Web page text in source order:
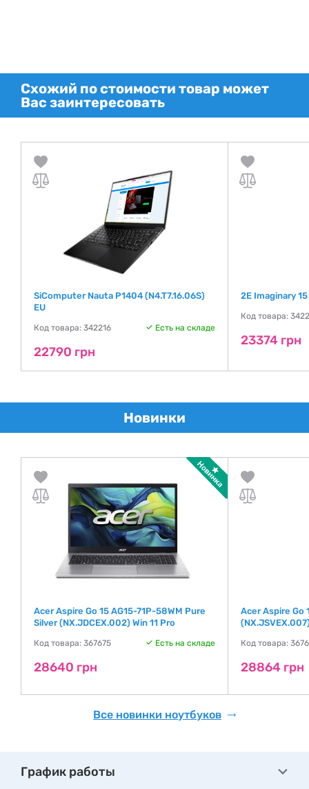
Схожий по стоимости товар может
Вас заинтересовать
SiComputer Nauta P1404 (N4.T7.16.06S)
EU
Код товара: 342216 Есть на складе
22790 грн
2E Imaginary
Код товара:
23374 грн
Новинки
Acer Aspire Go 15 AG15-71P-58WM Pure
Silver (NX.JDCEX.002) Win 11 Pro
Код товара: 367675 Есть на складе
28640 грн
Acer Aspire Go
Код товара:
28864 грн
Все новинки ноутбуков
График работы